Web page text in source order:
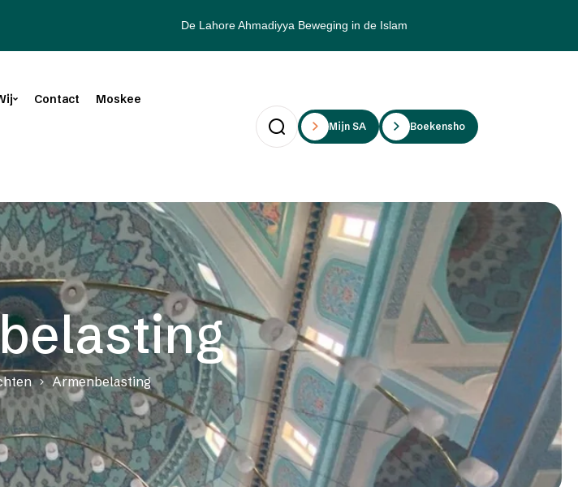
De Lahore Ahmadiyya Beweging in de Islam
Contact Moskee
Mijn SAii Boekenshop
Armenbelasting